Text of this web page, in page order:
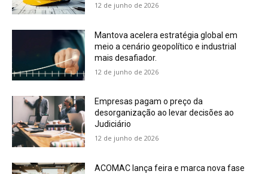
12 de junho de 2026
Mantova acelera estratégia global em
meio a cenário geopolítico e industrial
mais desafiador.
12 de junho de 2026
Empresas pagam o preço da
desorganização ao levar decisões ao
Judiciário
12 de junho de 2026
ACOMAC lança feira e marca nova fase